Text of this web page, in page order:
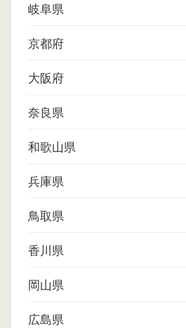
岐阜県
京都府
大阪府
奈良県
和歌山県
兵庫県
鳥取県
香川県
岡山県
広島県